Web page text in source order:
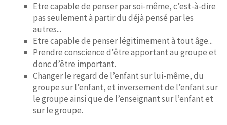
Etre capable de penser par soi-même, c’est-à-dire
pas seulement à partir du déjà pensé par les
autres...
Etre capable de penser légitimement à tout âge...
Prendre conscience d’être apportant au groupe et
donc d’être important.
Changer le regard de l’enfant sur lui-même, du
groupe sur l’enfant, et inversement de l’enfant sur
le groupe ainsi que de l’enseignant sur l’enfant et
sur le groupe.